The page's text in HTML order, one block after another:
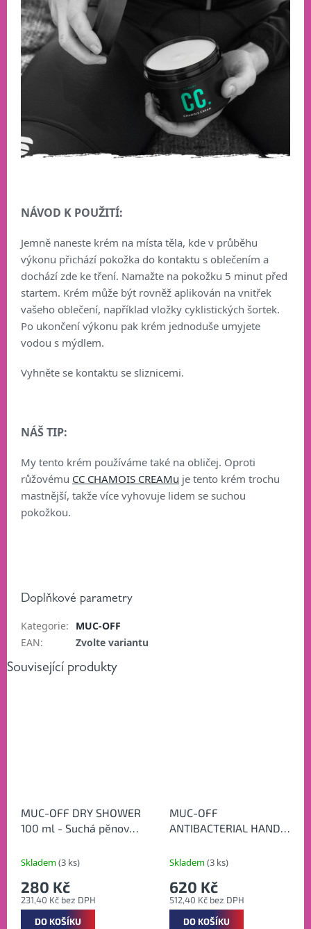
NÁVOD K POUŽITÍ:
Jemně naneste krém na místa těla, kde v průběhu
výkonu přichází pokožka do kontaktu s oblečením a
dochází zde ke tření. Namažte na pokožku 5 minut před
startem. Krém může být rovněž aplikován na vnitřek
vašeho oblečení, například vložky cyklistických šortek.
Po ukončení výkonu pak krém jednoduše umyjete
vodou s mýdlem.
Vyhněte se kontaktu se sliznicemi.
NÁŠ TIP:
My tento krém používáme také na obličej. Oproti
růžovému CC CHAMOIS CREAMu je tento krém trochu
mastnější, takže více vyhovuje lidem se suchou
pokožkou.
Doplňkové parametry
Kategorie:
MUC-OFF
EAN: Zvolte variantu
Související produkty
MUC-OFF DRY SHOWER
100 ml - Suchá pěnová
Skladem(3 ks)
231,40 Kč bez DPH
280 Kč
DO KOŠÍKU
MUC-OFF
ANTIBACTERIAL HAND
Antibakteriální krém na
Skladem(3 ks)
512,40 Kč bez DPH
620 Kč
DO KOŠÍKU